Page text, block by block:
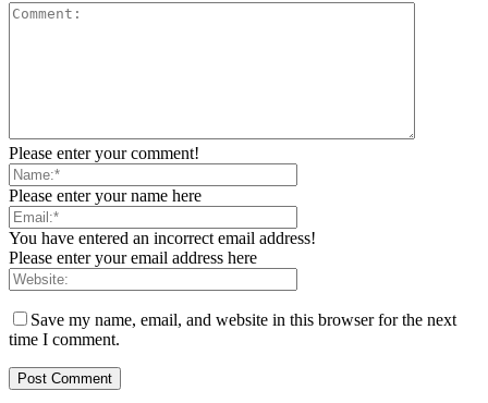
Please enter your comment!
Please enter your name here
You have entered an incorrect email address!
Please enter your email address here
Save my name, email, and website in this browser for the next
time I comment.